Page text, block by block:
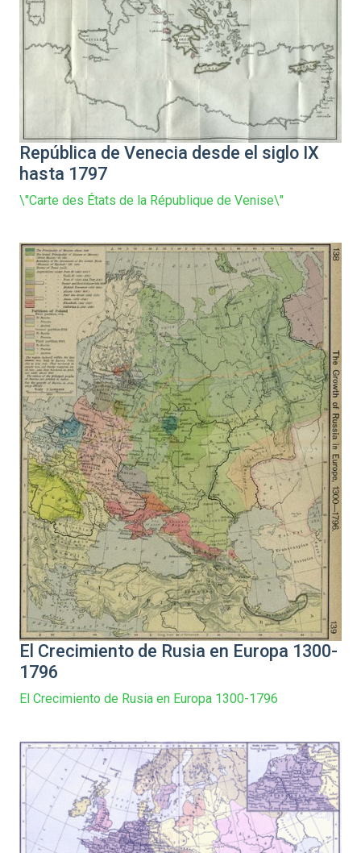
República de Venecia desde el siglo IX
hasta 1797
\"Carte des États de la République de Venise\"
El Crecimiento de Rusia en Europa 1300-
1796
El Crecimiento de Rusia en Europa 1300-1796